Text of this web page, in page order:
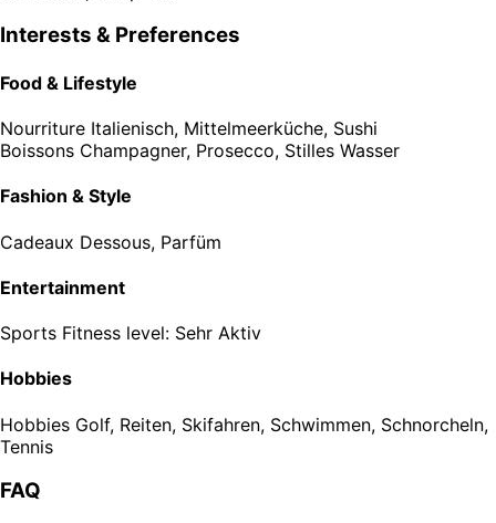
Interests & Preferences
Food & Lifestyle
Nourriture Italienisch, Mittelmeerküche, Sushi
Boissons Champagner, Prosecco, Stilles Wasser
Fashion & Style
Cadeaux Dessous, Parfüm
Entertainment
Sports Fitness level: Sehr Aktiv
Hobbies
Hobbies Golf, Reiten, Skifahren, Schwimmen, Schnorcheln,
Tennis
FAQ